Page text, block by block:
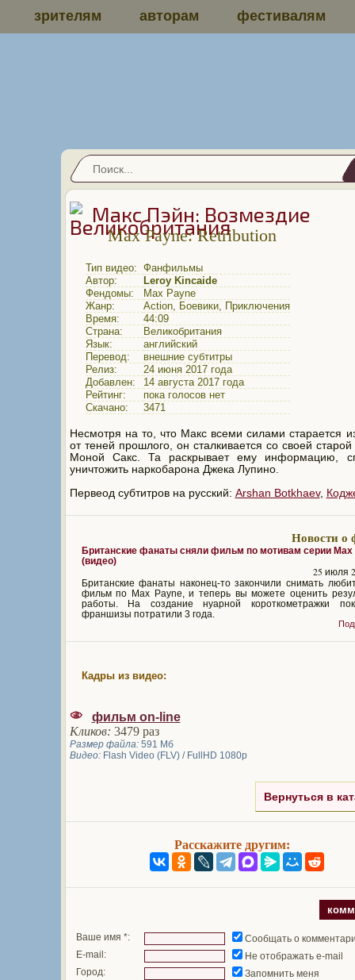
зрителям авторам фестивалям
Макс Пэйн: Возмездие
Max Payne: Retribution
Тип видео: Фанфильмы
Автор:
Leroy Kincaide
Фендомы:
Max Payne
Жанр:
Action, Боевики, Приключения
Время:
44:09
Страна:
Великобритания
Язык:
английский
Перевод:
внешние субтитры
Релиз:
24 июня 2017 года
Добавлен:
14 августа 2017 года
Рейтинг:
пока голосов нет
Скачано:
3471
Несмотря на то, что Макс всеми силами старается
от теней прошлого, он сталкивается со своей старой
Моной Сакс. Та раскрывает ему информацию,
уничтожить наркобарона Джека Лупино.
Первеод субтитров на русский: Arshan Botkhaev,
Новости о
Британские фанаты сняли фильм по мотивам серии Max
(видео)
25 июля
Британские фанаты наконец-то закончили снимать
фильм по Max Payne, и теперь вы можете оценить
работы. На создание нуарной короткометражки
франшизы потратили 3 года.
Кадры из видео:
фильм on-line
Кликов: 3479 раз
Размер файла:591 Мб
Видео:Flash Video (FLV) / FullHD 1080p
Вернуться в
Расскажите другим:
Ваше имя *:
Сообщать о
E-mail:
Не отображать e-mail
Город:
Запомнить меня